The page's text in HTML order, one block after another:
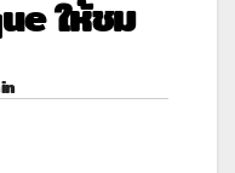
ให้ชม